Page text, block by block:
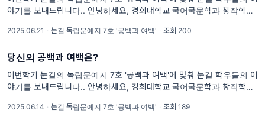
야기를 보내드립니다.. 안녕하세요, 경희대학교 국어국문학과 창작학회
들을 출판으로 아름답게 피워내기를 바라며 매학기 독립문예지를
2025.06.21 · 눈길 독립문예지 7호 '공백과 여백' · 조회 200
당신의 공백과 여백은?
이번학기 눈길의 독립문예지 7호 '공백과 여백'에 맞춰 눈길 학우들의 이
야기를 보내드립니다.. 안녕하세요, 경희대학교 국어국문학과 창작학회
들을 출판으로 아름답게 피워내기를 바라며 매학기 독립문예지를
2025.06.14 · 눈길 독립문예지 7호 '공백과 여백' · 조회 189